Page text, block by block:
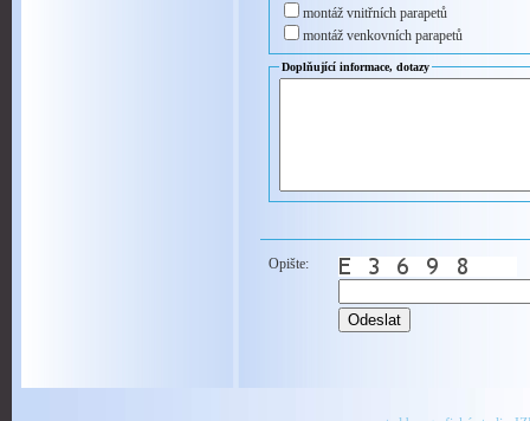
montáž vnitřních parapetů
montáž venkovních parapetů
Doplňující informace, dotazy
Opište: